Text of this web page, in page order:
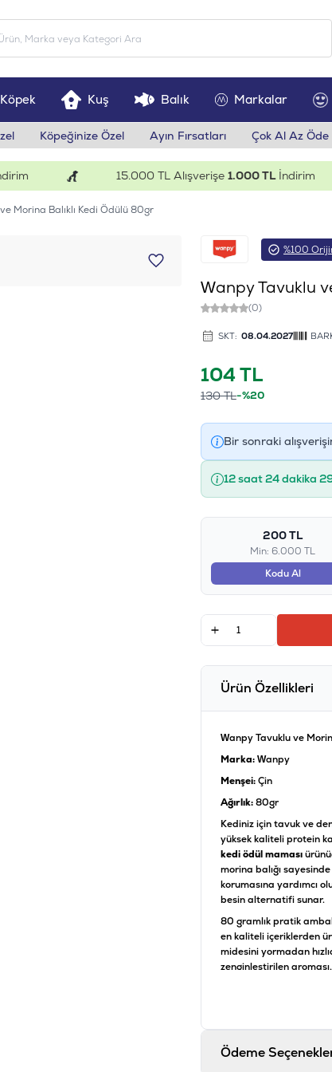
Köpek Kuş Balık Markalar
Köpeğinize Özel Ayın Fırsatları Çok Al Az Öde
15.000 TL Alışverişe1.000 TLİndirim
Morina Balıklı Kedi Ödülü 80gr
%100
Wanpy Tavuklu
(0)
SKT: 08.04.2027
104TL
130TL-%20
Bir sonraki
12 saat 24 dakika
200 TL
Min: 6.000 TL
Kodu Al
Ürün Özellikleri
Wanpy Tavuklu ve
Marka:Wanpy
Menşei:Çin
Ağırlık:80gr
Kediniz için tavuk ve
yüksek kaliteli protein
kedi ödül maması
morina balığı
korumasına yardımcı
besin alternatifi sunar.
80 gramlık pratik
en kaliteli içeriklerden
midesini yormadan
zenginleştirilen
besleyici yapısıyla bu
Ödeme